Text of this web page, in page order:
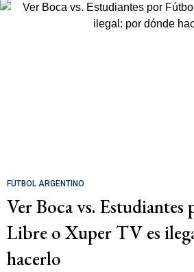
FÚTBOL ARGENTINO
Ver Boca vs.
Libre o Xuper TV es
hacerlo